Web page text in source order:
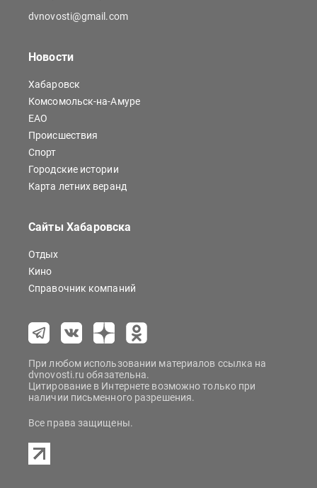
dvnovosti@gmail.com
Новости
Хабаровск
Комсомольск-на-Амуре
ЕАО
Происшествия
Спорт
Городские истории
Карта летних веранд
Сайты Хабаровска
Отдых
Кино
Справочник компаний
При любом использовании материалов ссылка на
dvnovosti.ru обязательна.
Цитирование в Интернете возможно только при
наличии письменного разрешения.
Все права защищены.